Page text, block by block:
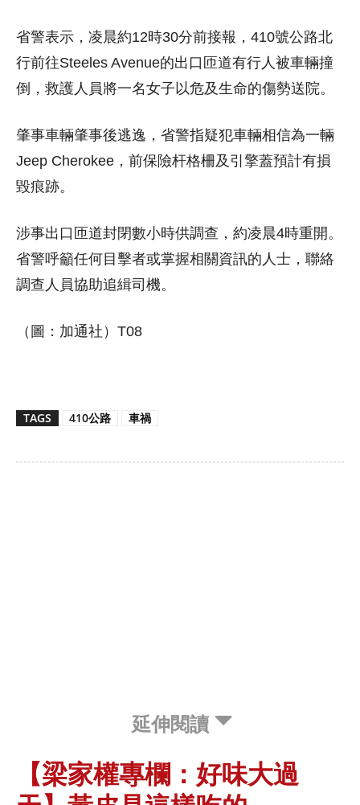
省警表示，凌晨約12時30分前接報，410號公路北
行前往Steeles Avenue的出口匝道有行人被車輛撞
倒，救護人員將一名女子以危及生命的傷勢送院。
肇事車輛肇事後逃逸，省警指疑犯車輛相信為一輛
Jeep Cherokee，前保險杆格柵及引擎蓋預計有損
毀痕跡。
涉事出口匝道封閉數小時供調查，約凌晨4時重開。
省警呼籲任何目擊者或掌握相關資訊的人士，聯絡
調查人員協助追緝司機。
（圖：加通社）T08
TAGS 410公路 車禍
延伸閱讀
【梁家權專欄：好味大過